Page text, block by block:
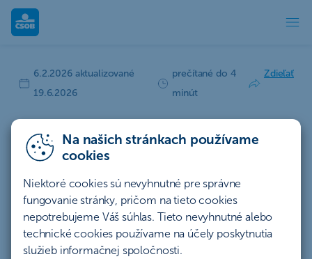
Na našich stránkach používame
cookies
Niektoré cookies sú nevyhnutné pre správne
fungovanie stránky, pričom na tieto cookies
nepotrebujeme Váš súhlas. Tieto nevyhnutné alebo
technické cookies používame na účely poskytnutia
služieb informačnej spoločnosti.
6.2.2026 aktualizované
19.6.2026
prečítané do 4
minút
Zdieľať
Ako získať zvýhodnený
vstup do letiskových
salónikov?
Na každom medzinárodnom letisku sa
nachádza špeciálne miesto, ktoré nie je
preplnené, nedolieha doň okolitý ruch a ponúka